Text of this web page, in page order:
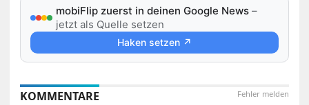
Der Rechtsweg ist ausgeschlossen und
wer versucht, das Gewinnspiel zu seinem
Vorteil zu manipulieren (z.B. durch
Mehrfachteilnahmen), wird von der
Verlosung ausgeschlossen.
mobiFlip zuerst in deinen Google News –
jetzt als Quelle setzen
Haken setzen ↗
Fehler melden
KOMMENTARE